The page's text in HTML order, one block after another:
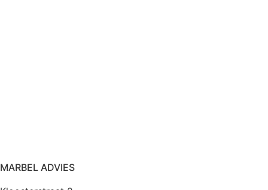
MARBEL ADVIES